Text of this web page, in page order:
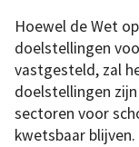
Hoewel de Wet
doelstellingen
vastgesteld, zal
doelstellingen
sectoren voor
kwetsbaar blijven.